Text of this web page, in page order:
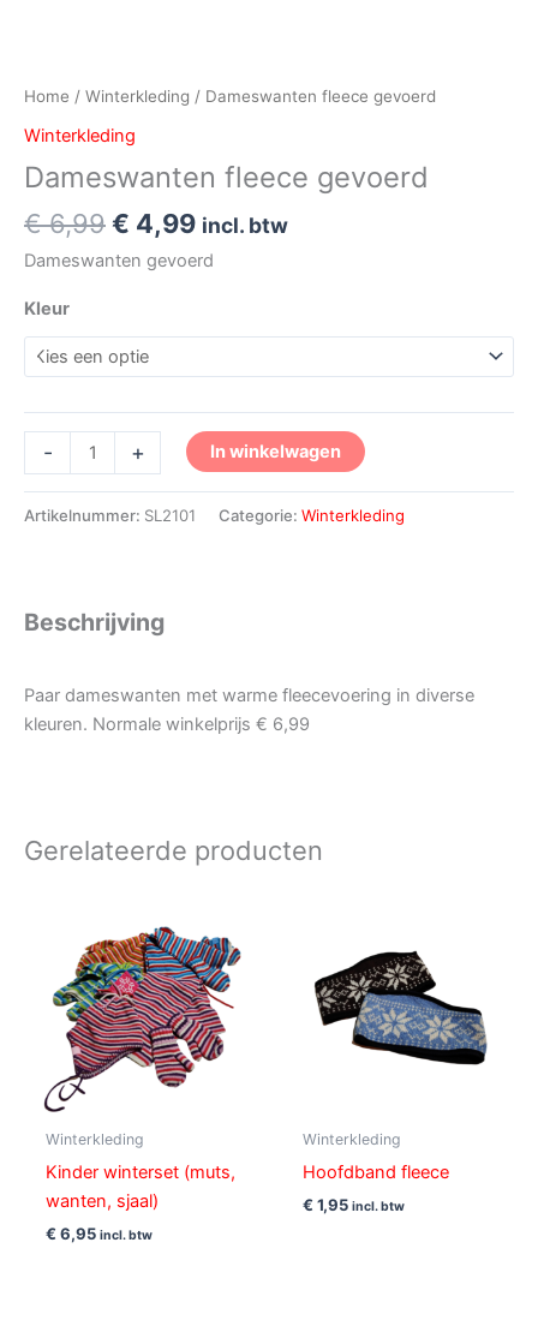
Home / Winterkleding / Dameswanten fleece gevoerd
Winterkleding
Dameswanten fleece gevoerd
€6,99€ 4,99 incl. btw
Dameswanten gevoerd
Kleur
- + In winkelwagen
Artikelnummer: SL2101 Categorie: Winterkleding
Beschrijving
Paar dameswanten met warme fleecevoering in diverse
kleuren. Normale winkelprijs € 6,99
Gerelateerde producten
Winterkleding
Kinder winterset (muts,
wanten, sjaal)
€ 6,95 incl. btw
Winterkleding
Hoofdband fleece
€ 1,95 incl. btw